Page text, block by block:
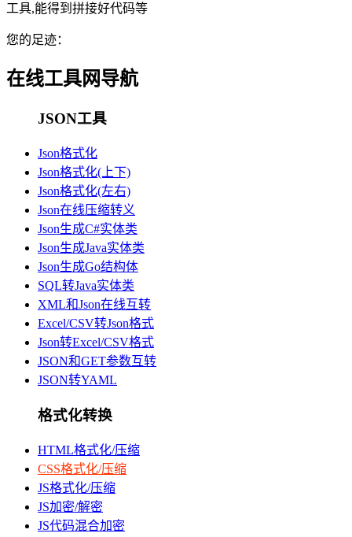
工具,能得到拼接好代码等
您的足迹：
在线工具网导航
JSON工具
Json格式化
Json格式化(上下)
Json格式化(左右)
Json在线压缩转义
Json生成C#实体类
Json生成Java实体类
Json生成Go结构体
SQL转Java实体类
XML和Json在线互转
Excel/CSV转Json格式
Json转Excel/CSV格式
JSON和GET参数互转
JSON转YAML
格式化转换
HTML格式化/压缩
CSS格式化/压缩
JS格式化/压缩
JS加密/解密
JS代码混合加密